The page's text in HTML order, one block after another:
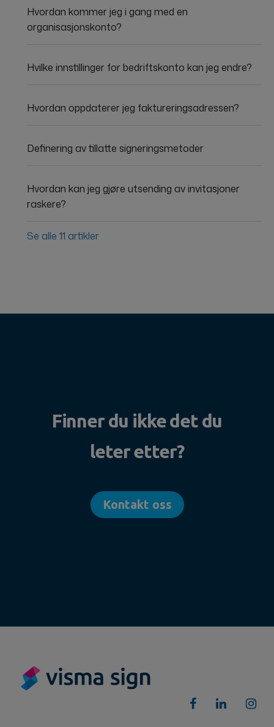
Hvordan kommer jeg i gang med en
organisasjonskonto?
Hvilke innstillinger for bedriftskonto kan jeg endre?
Hvordan oppdaterer jeg faktureringsadressen?
Definering av tillatte signeringsmetoder
Hvordan kan jeg gjøre utsending av invitasjoner
raskere?
Se alle 11 artikler
Finner du ikke det du
leter etter?
Kontakt oss